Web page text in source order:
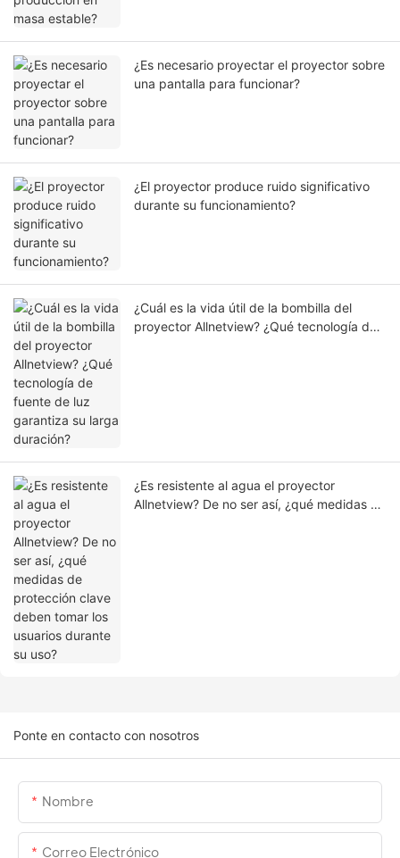
¿Es necesario proyectar el proyector sobre
una pantalla para funcionar?
¿El proyector produce ruido significativo
durante su funcionamiento?
¿Cuál es la vida útil de la bombilla del
proyector Allnetview? ¿Qué tecnología de
¿Es resistente al agua el proyector
Allnetview? De no ser así, ¿qué medidas de
Ponte en contacto con nosotros
Nombre
Correo Electrónico